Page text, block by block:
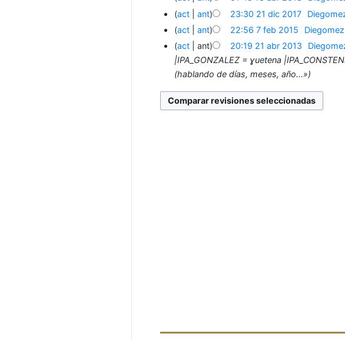
act
ant 23:30 21 dic 2017
act
ant 22:56 7 feb 2015 Diegomez
act
ant 20:19 21 abr 2013
|IPA_GONZALEZ = ɣuetena
(hablando de días, meses, año...»